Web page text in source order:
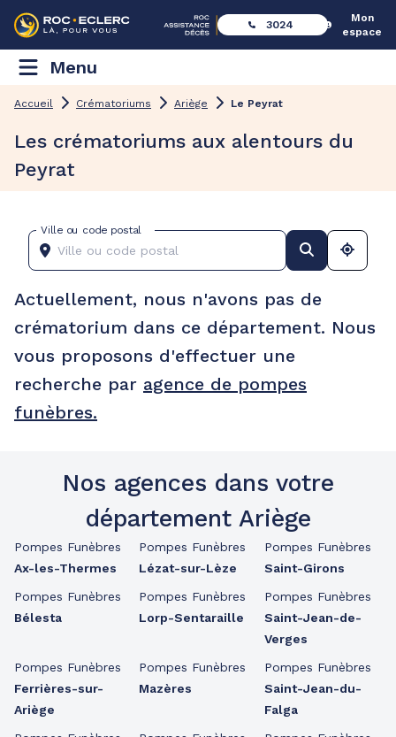
3024
Mon
espace
Menu
Accueil Crématoriums Ariège Le Peyrat
Les crématoriums aux alentours du
Peyrat
Ville ou code postal
Actuellement, nous n'avons pas de
crématorium dans ce département. Nous
vous proposons d'effectuer une
recherche par agence de pompes
funèbres.
Nos agences dans votre
département Ariège
Pompes Funèbres
Ax-les-Thermes
Pompes Funèbres
Bélesta
Pompes Funèbres
Ferrières-sur-
Ariège
Pompes Funèbres
Lézat-sur-Lèze
Pompes Funèbres
Lorp-Sentaraille
Pompes Funèbres
Mazères
Pompes Funèbres
Saint-Girons
Pompes Funèbres
Saint-Jean-de-
Verges
Pompes Funèbres
Saint-Jean-du-
Falga